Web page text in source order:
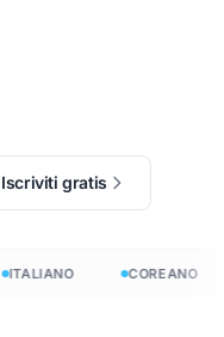
Iscriviti gratis
ITALIANO COREANO